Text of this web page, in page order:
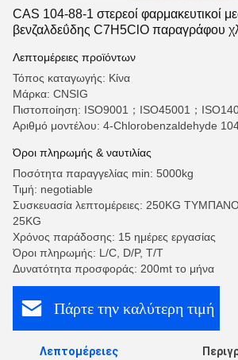
CAS 104-88-1 στερεοί φαρμακευτικοί
βενζαλδεΰδης C7H5ClO παραγράφου
Λεπτομέρειες προϊόντων
Τόπος καταγωγής: Κίνα
Μάρκα: CNSIG
Πιστοποίηση: ISO9001；ISO45001；
Αριθμό μοντέλου: 4-Chlorobenzaldehyde
Όροι πληρωμής & ναυτιλίας
Ποσότητα παραγγελίας min: 5000kg
Τιμή: negotiable
Συσκευασία λεπτομέρειες: 250KG
25KG
Χρόνος παράδοσης: 15 ημέρες εργασίας
Όροι πληρωμής: L/C, D/P, T/T
Δυνατότητα προσφοράς: 200mt το μήνα
Πάρτε την καλύτερη τιμή
Λεπτομέρειες